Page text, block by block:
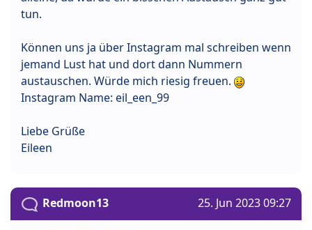
tun.
Können uns ja über Instagram mal schreiben wenn
jemand Lust hat und dort dann Nummern
austauschen. Würde mich riesig freuen.
Instagram Name: eil_een_99
Liebe Grüße
Eileen
Redmoon13 25. Jun 2023 09:27